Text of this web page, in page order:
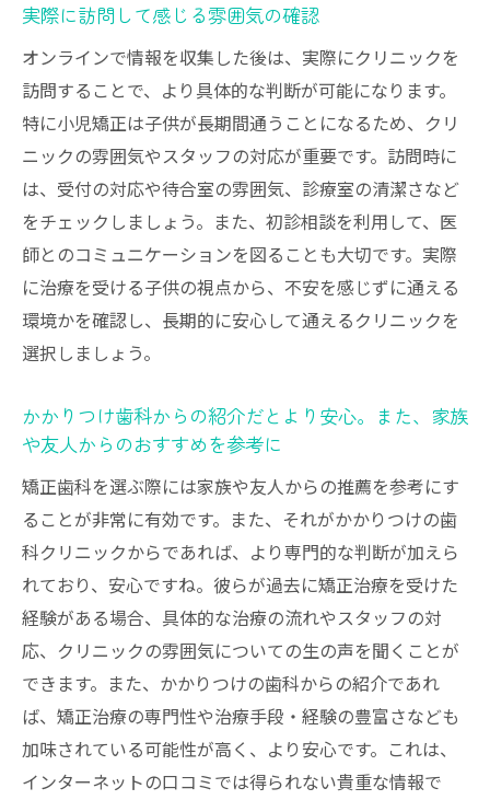
実際に訪問して感じる雰囲気の確認
オンラインで情報を収集した後は、実際にクリニックを
訪問することで、より具体的な判断が可能になります。
特に小児矯正は子供が長期間通うことになるため、クリ
ニックの雰囲気やスタッフの対応が重要です。訪問時に
は、受付の対応や待合室の雰囲気、診療室の清潔さなど
をチェックしましょう。また、初診相談を利用して、医
師とのコミュニケーションを図ることも大切です。実際
に治療を受ける子供の視点から、不安を感じずに通える
環境かを確認し、長期的に安心して通えるクリニックを
選択しましょう。
かかりつけ歯科からの紹介だとより安心。また、家族
や友人からのおすすめを参考に
矯正歯科を選ぶ際には家族や友人からの推薦を参考にす
ることが非常に有効です。また、それがかかりつけの歯
科クリニックからであれば、より専門的な判断が加えら
れており、安心ですね。彼らが過去に矯正治療を受けた
経験がある場合、具体的な治療の流れやスタッフの対
応、クリニックの雰囲気についての生の声を聞くことが
できます。また、かかりつけの歯科からの紹介であれ
ば、矯正治療の専門性や治療手段・経験の豊富さなども
加味されている可能性が高く、より安心です。これは、
インターネットの口コミでは得られない貴重な情報で